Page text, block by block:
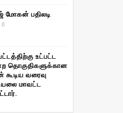
மோகன் பதிலடி
0
உட்பட்ட
தொகுதிகளுக்கான
கூடிய வரைவு
மாவட்ட